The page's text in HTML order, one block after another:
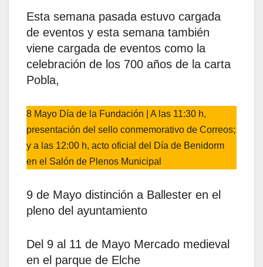
Esta semana pasada estuvo cargada
de eventos y esta semana también
viene cargada de eventos como la
celebración de los 700 años de la carta
Pobla,
8 Mayo Día de la Fundación | A las 11:30 h,
presentación del sello conmemorativo de Correos;
y a las 12:00 h, acto oficial del Día de Benidorm
en el Salón de Plenos Municipal
9 de Mayo distinción a Ballester en el
pleno del ayuntamiento
Del 9 al 11 de Mayo Mercado medieval
en el parque de Elche